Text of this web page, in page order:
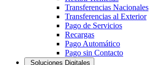
Transferencias Nacionales
Transferencias al Exterior
Pago de Servicios
Recargas
Pago Automático
Pago sin Contacto
Soluciones Digitales